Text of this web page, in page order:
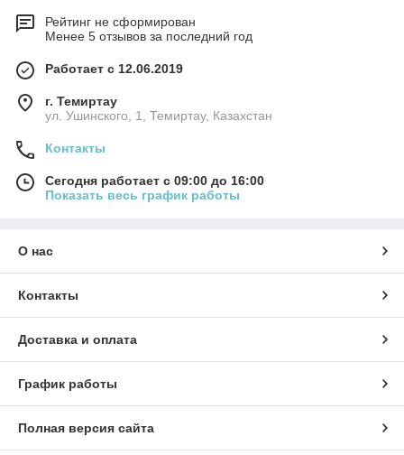
Рейтинг не сформирован
Менее 5 отзывов за последний год
Работает с 12.06.2019
г. Темиртау
ул. Ушинского, 1, Темиртау, Казахстан
Контакты
Сегодня работает с 09:00 до 16:00
Показать весь график работы
О нас
Контакты
Доставка и оплата
График работы
Полная версия сайта